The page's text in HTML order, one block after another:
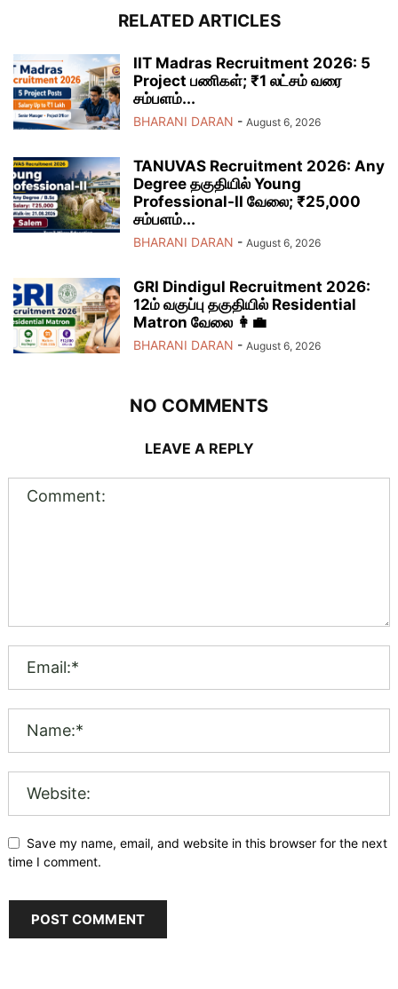
RELATED ARTICLES
IIT Madras Recruitment 2026: 5
Project பணிகள்; ₹1 லட்சம் வரை
சம்பளம்...
BHARANI DARAN - August 6, 2026
TANUVAS Recruitment 2026: Any
Degree தகுதியில் Young
Professional-II வேலை; ₹25,000
சம்பளம்...
BHARANI DARAN - August 6, 2026
GRI Dindigul Recruitment 2026:
12ம் வகுப்பு தகுதியில் Residential
Matron வேலை 👩‍💼
BHARANI DARAN - August 6, 2026
NO COMMENTS
LEAVE A REPLY
Save my name, email, and website in this browser for the next
time I comment.